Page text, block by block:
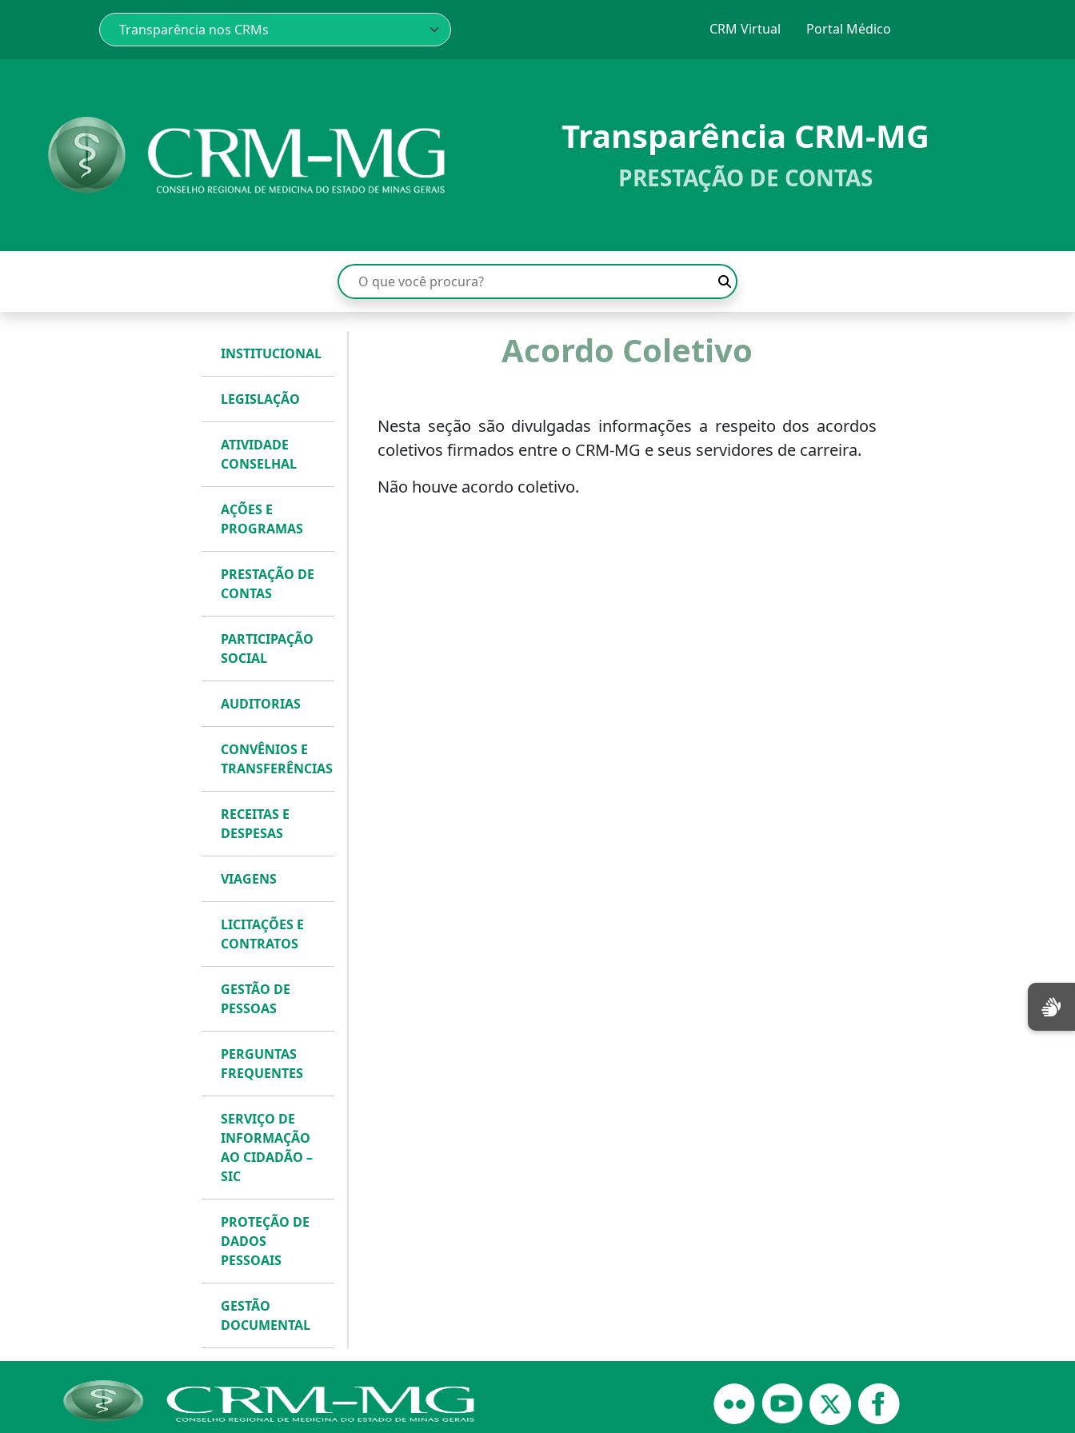
CRM Virtual Portal Médico
Transparência CRM-MG
PRESTAÇÃO DE CONTAS
INSTITUCIONAL
LEGISLAÇÃO
ATIVIDADE
CONSELHAL
AÇÕES E
PROGRAMAS
PRESTAÇÃO DE
CONTAS
PARTICIPAÇÃO
SOCIAL
AUDITORIAS
CONVÊNIOS E
TRANSFERÊNCIAS
RECEITAS E
DESPESAS
VIAGENS
LICITAÇÕES E
CONTRATOS
GESTÃO DE
PESSOAS
PERGUNTAS
FREQUENTES
SERVIÇO DE
INFORMAÇÃO
AO CIDADÃO –
SIC
PROTEÇÃO DE
DADOS
PESSOAIS
GESTÃO
DOCUMENTAL
Acordo Coletivo
Nesta seção são divulgadas informações a respeito dos acordos
coletivos firmados entre o CRM-MG e seus servidores de carreira.
Não houve acordo coletivo.